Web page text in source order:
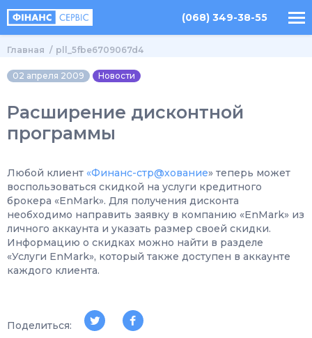
(068) 349-38-55
Главная pll_5fbe6709067d4
02 апреля 2009 Новости
Расширение дисконтной
программы
Любой клиент «Финанс-стр@хование» теперь может
воспользоваться скидкой на услуги кредитного
брокера «EnMark». Для получения дисконта
необходимо направить заявку в компанию «EnMark» из
личного аккаунта и указать размер своей скидки.
Информацию о скидках можно найти в разделе
«Услуги EnMark», который также доступен в аккаунте
каждого клиента.
Поделиться: